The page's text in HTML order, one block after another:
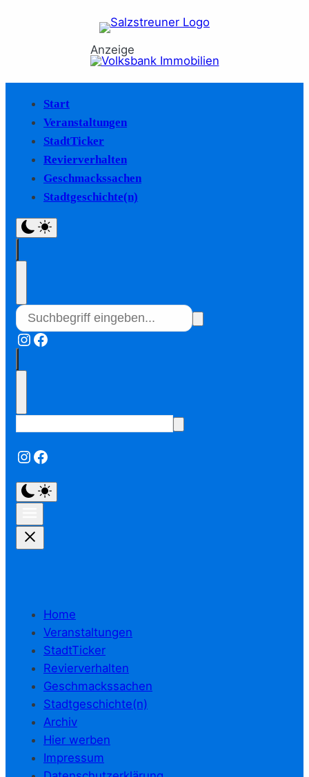
Anzeige
Start
Veranstaltungen
StadtTicker
Revierverhalten
Geschmackssachen
Stadtgeschichte(n)
Instagram
Facebook
Instagram
Facebook
Home
Veranstaltungen
StadtTicker
Revierverhalten
Geschmackssachen
Stadtgeschichte(n)
Archiv
Hier werben
Impressum